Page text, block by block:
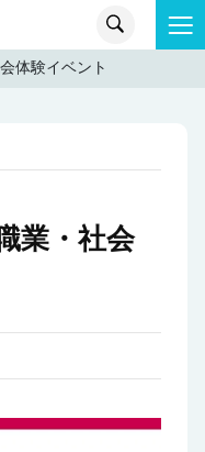
体験イベント
業・社会